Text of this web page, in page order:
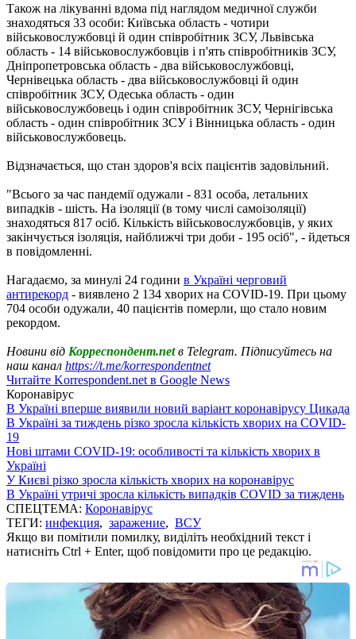
Також на лікуванні вдома під наглядом медичної служби
знаходяться 33 особи: Київська область - чотири
військовослужбовці й один співробітник ЗСУ, Львівська
область - 14 військовослужбовців і п'ять співробітників ЗСУ,
Дніпропетровська область - два військовослужбовці,
Чернівецька область - два військовослужбовці й один
співробітник ЗСУ, Одеська область - один
військовослужбовець і один співробітник ЗСУ, Чернігівська
область - один співробітник ЗСУ і Вінницька область - один
військовослужбовець.
Відзначається, що стан здоров'я всіх пацієнтів задовільний.
"Всього за час пандемії одужали - 831 особа, летальних
випадків - шість. На ізоляції (в тому числі самоізоляції)
знаходяться 817 осіб. Кількість військовослужбовців, у яких
закінчується ізоляція, найближчі три доби - 195 осіб", - йдеться
в повідомленні.
Нагадаємо, за минулі 24 години в Україні черговий
антирекорд - виявлено 2 134 хворих на COVID-19. При цьому
704 особи одужали, 40 пацієнтів померли, що стало новим
рекордом.
Новини від Корреспондент.netв Telegram. Підписуйтесь на
наш канал https://t.me/korrespondentnet
Читайте Korrespondent.net в Google News
Коронавірус
В Україні вперше виявили новий варіант коронавірусу Цикада
В Україні за тиждень різко зросла кількість хворих на COVID-
19
Нові штами COVID-19: особливості та кількість хворих в
Україні
У Києві різко зросла кількість хворих на коронавірус
В Україні утричі зросла кількість випадків COVID за тиждень
СПЕЦТЕМА: Коронавірус
ТЕГИ: инфекция, заражение, ВСУ
Якщо ви помітили помилку, виділіть необхідний текст і
натисніть Ctrl + Enter, щоб повідомити про це редакцію.